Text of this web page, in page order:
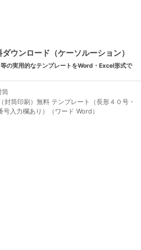
ウンロード（ケーソルーション）
の実用的なテンプレートをWord・Excel形式で
筒
封筒印刷）無料 テンプレート（長形４０号・
入力欄あり）（ワード Word）